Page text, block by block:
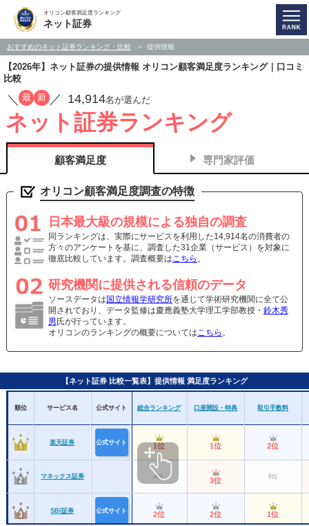
オリコン顧客満足度ランキング
ネット証券
おすすめのネット証券ランキング・比較 提供情報
【2026年】ネット証券の提供情報 オリコン顧客満足度ランキング｜口コミ
比較
／ 最 新 ／ 14,914名が選んだ
ネット証券ランキング
顧客満足度 専門家評価
オリコン顧客満足度調査の特徴
日本最大級の規模による独自の調査
同ランキングは、実際にサービスを利用した14,914名の消費者の
方々のアンケートを基に、調査した31企業（サービス）を対象に
徹底比較しています。調査概要はこちら 。
研究機関に提供される信頼のデータ
ソースデータは国立情報学研究所を通じて学術研究機関に全て公
開されており、データ監修は慶應義塾大学理工学部教授・ 鈴木秀
男氏が行っています。
オリコンのランキングの概要については こちら 。
【ネット証券 比較一覧表】提供情報 満足度ランキング
順位 サービス名 公式サイト 総合ランキング 口座開設・特典 取引手数料
楽天証券 公式サイト 1位 1位 2位
マネックス証券 4位 3位 6位
SBI証券 公式サイト 2位 2位 1位